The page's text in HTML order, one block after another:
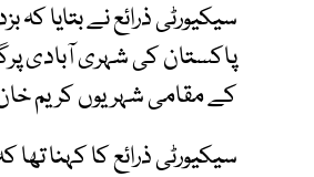
سیکیورٹی ذرائع نے بتایا
پاکستان کی شہری آبادی
کے مقامی شہریوں کریم خان